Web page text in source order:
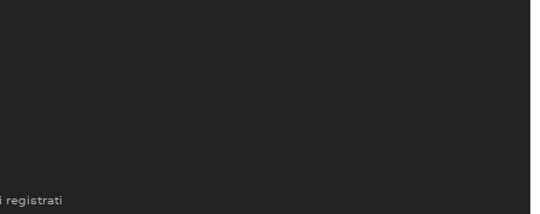
registrati